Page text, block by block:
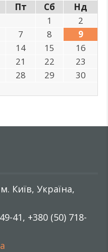
Пт Сб
Нд
1
2
7 8
9
14 15
16
21 22
23
28 29
30
Київ, Україна,
41, +380 (50) 718-